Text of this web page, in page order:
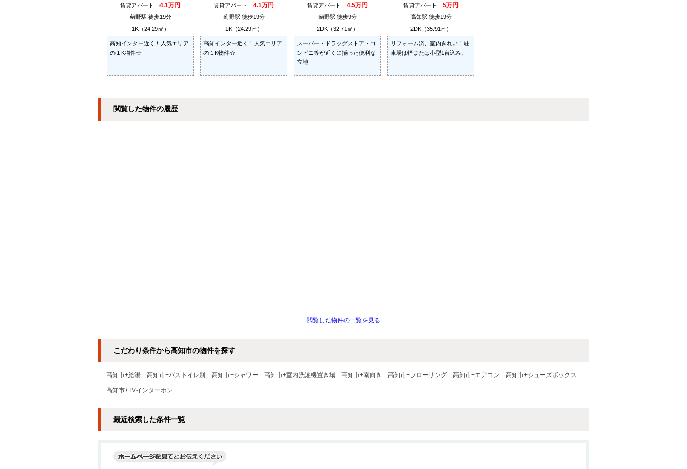
賃貸アパート 4.1万円
薊野駅 徒歩19分
1K（24.29㎡）
高知インター近く！人気エリア
の１K物件☆
賃貸アパート 4.1万円
薊野駅 徒歩19分
1K（24.29㎡）
高知インター近く！人気エリア
の１K物件☆
賃貸アパート 4.5万円
薊野駅 徒歩9分
2DK（32.71㎡）
スーパー・ドラッグストア・コ
ンビニ等が近くに揃った便利な
立地
賃貸アパート 5万円
高知駅 徒歩19分
2DK（35.91㎡）
リフォーム済、室内きれい！駐
車場は軽または小型1台込み。
閲覧した物件の履歴
閲覧した物件の一覧を見る
こだわり条件から高知市の物件を探す
高知市+給湯 高知市+バストイレ別 高知市+シャワー 高知市+室内洗濯機置き場 高知市+南向き 高知市+フローリング 高知市+エアコン 高知市+シューズボックス
高知市+TVインターホン
最近検索した条件一覧